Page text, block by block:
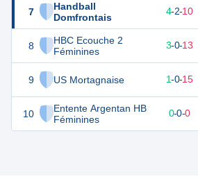
7
Handball
Domfrontais
8
HBC Ecouche 2
Féminines
9 US Mortagnaise
10
Entente Argentan HB
Féminines
4-2-10
21 3-0-13
17 1-0-15
0 0-0-0